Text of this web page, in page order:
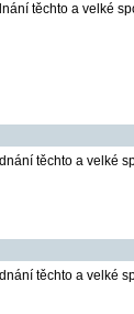
těchto a velké
těchto a velké
těchto a velké